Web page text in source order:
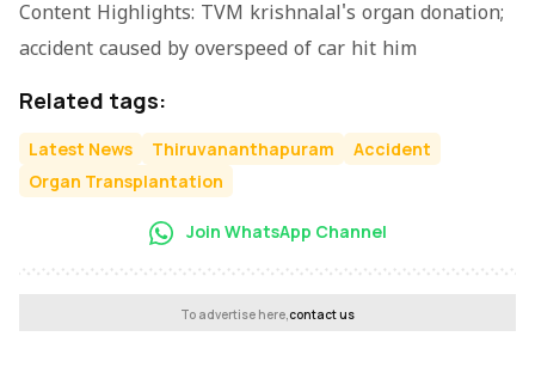
Content Highlights: TVM krishnalal's organ donation;
accident caused by overspeed of car hit him
Related tags:
Latest News Thiruvananthapuram
Accident
Organ Transplantation
Join WhatsApp Channel
To advertise here,contact us